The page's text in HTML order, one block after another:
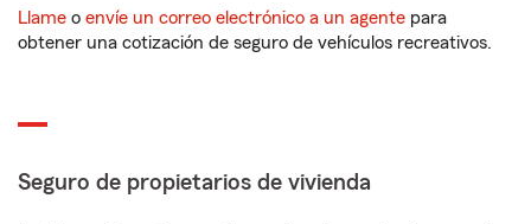
Llame o envíe un correo electrónico a un agente para
obtener una cotización de seguro de vehículos recreativos.
Seguro de propietarios de vivienda